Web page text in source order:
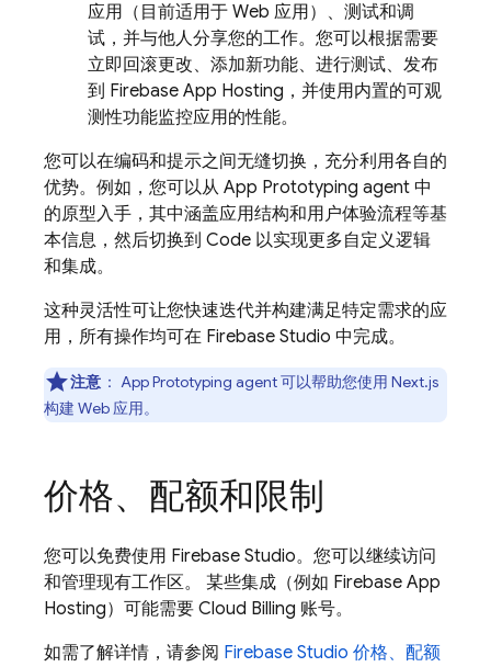
应用（目前适用于 Web 应用）、测试和调
试，并与他人分享您的工作。您可以根据需要
立即回滚更改、添加新功能、进行测试、发布
到 Firebase App Hosting ，并使用内置的可观
测性功能监控应用的性能。
您可以在编码和提示之间无缝切换，充分利用各自的
优势。例如，您可以从 App Prototyping agent 中
的原型入手，其中涵盖应用结构和用户体验流程等基
本信息，然后切换到 Code 以实现更多自定义逻辑
和集成。
这种灵活性可让您快速迭代并构建满足特定需求的应
用，所有操作均可在 Firebase Studio 中完成。
注意 ： App Prototyping agent可以帮助您使用 Next.js
构建 Web 应用。
价格、配额和限制
您可以免费使用 Firebase Studio。您可以继续访问
和管理现有工作区。 某些集成（例如 Firebase App
Hosting）可能需要 Cloud Billing 账号。
如需了解详情，请参阅 Firebase Studio 价格、配额